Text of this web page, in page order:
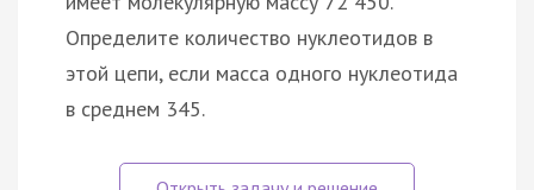
Определите количество нуклеотидов в
этой цепи, если масса одного нуклеотида
в среднем 345.